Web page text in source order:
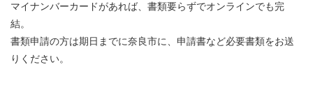
マイナンバーカードがあれば、書類要らずでオンラインでも完
結。
書類申請の方は期日までに奈良市に、申請書など必要書類をお送
りください。